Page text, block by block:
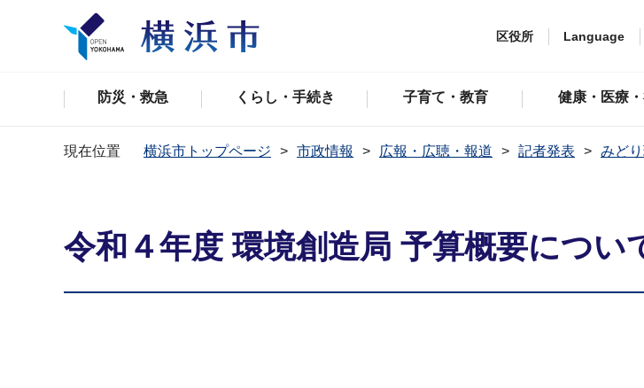
区役所 Language
防災・救急 くらし・手続き 子育て・教育 健康・医療
現在位置 横浜市トップページ 市政情報 広報・広聴・報道 記者発表 みど
令和４年度 環境創造局 予算概要につい